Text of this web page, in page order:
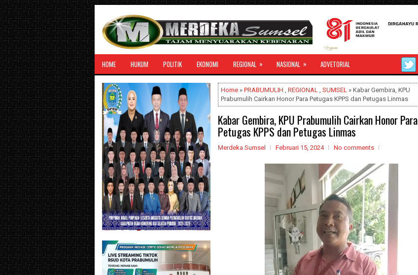
HOME HUKUM POLITIK EKONOMI REGIONAL » NASIONAL » ADVETORIAL
Home » PRABUMULIH , REGIONAL , SUMSEL » Kabar Gembira, KPU
Prabumulih Cairkan Honor Para Petugas KPPS dan Petugas Linmas
Kabar Gembira, KPU Prabumulih Cairkan Honor Para
Petugas KPPS dan Petugas Linmas
Merdeka Sumsel Februari 15, 2024 No comments